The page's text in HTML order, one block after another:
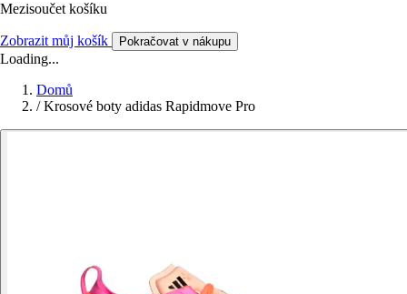
Mezisoučet košíku
Zobrazit můj košík Pokračovat v nákupu
Loading...
Domů
/ Krosové boty adidas Rapidmove Pro